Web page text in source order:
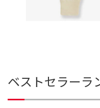
ベストセラーラ